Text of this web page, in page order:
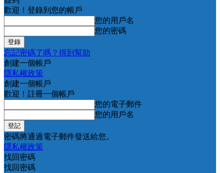
歡迎！登錄到您的帳戶
您的用戶名
您的密碼
忘記密碼了嗎？得到幫助
創建一個帳戶
隱私權政策
創建一個帳戶
歡迎！註冊一個帳戶
您的電子郵件
您的用戶名
密碼將通過電子郵件發送給您。
隱私權政策
找回密碼
找回密碼